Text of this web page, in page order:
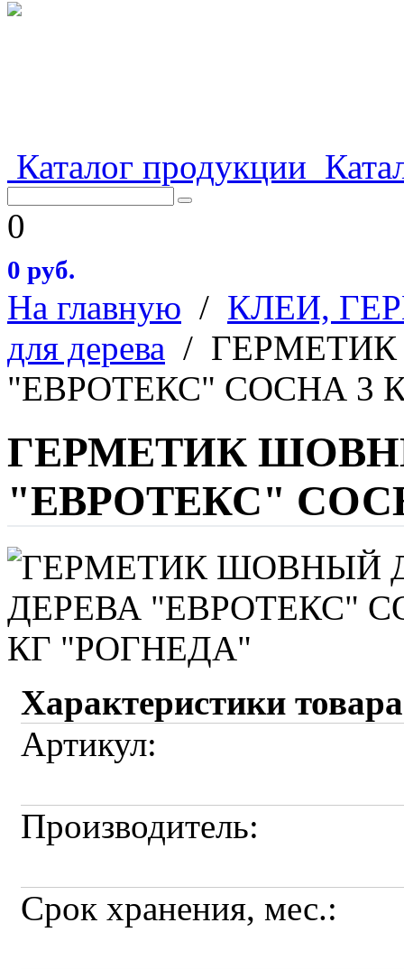
Каталог продукции
0
0 руб.
На главную / КЛЕИ,
для дерева /
"ЕВРОТЕКС" СОСНА 3
ГЕРМЕТИК
"ЕВРОТЕКС"
Характеристики
Артикул:
Производитель:
Срок хранения, мес.: